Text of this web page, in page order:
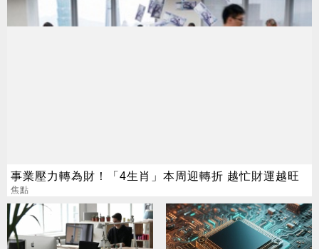
事業壓力轉為財！「4生肖」本周迎轉折 越忙財運越旺
焦點